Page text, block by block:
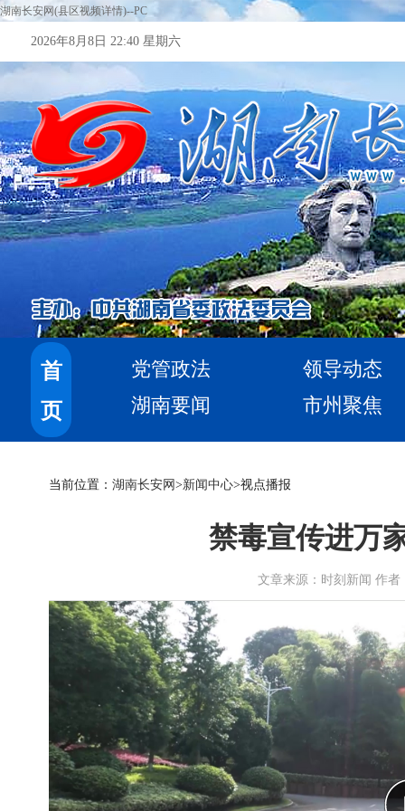
湖南长安网(县区视频详情)--PC
2026年8月8日 22:40 星期六
首
页
党管政法
领导动态
湖南要闻
市州聚焦
当前位置： 湖南长安网 >新闻中心>视点播报
禁毒宣传进万
文章来源：时刻新闻 作者